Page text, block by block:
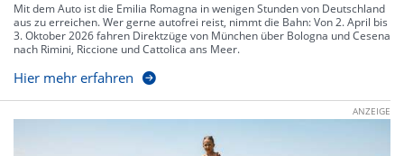
Mit dem Auto ist die Emilia Romagna in wenigen Stunden von Deutschland
aus zu erreichen. Wer gerne autofrei reist, nimmt die Bahn: Von 2. April bis
3. Oktober 2026 fahren Direktzüge von München über Bologna und Cesena
nach Rimini, Riccione und Cattolica ans Meer.
Hier mehr erfahren
ANZEIGE